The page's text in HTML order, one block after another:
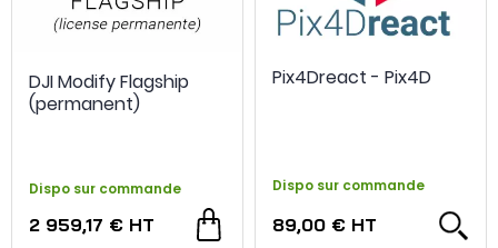
DJI Modify Flagship
(permanent)
Dispo sur commande
2 959,17 € HT
Pix4Dreact - Pix4D
Dispo sur commande
89,00 € HT